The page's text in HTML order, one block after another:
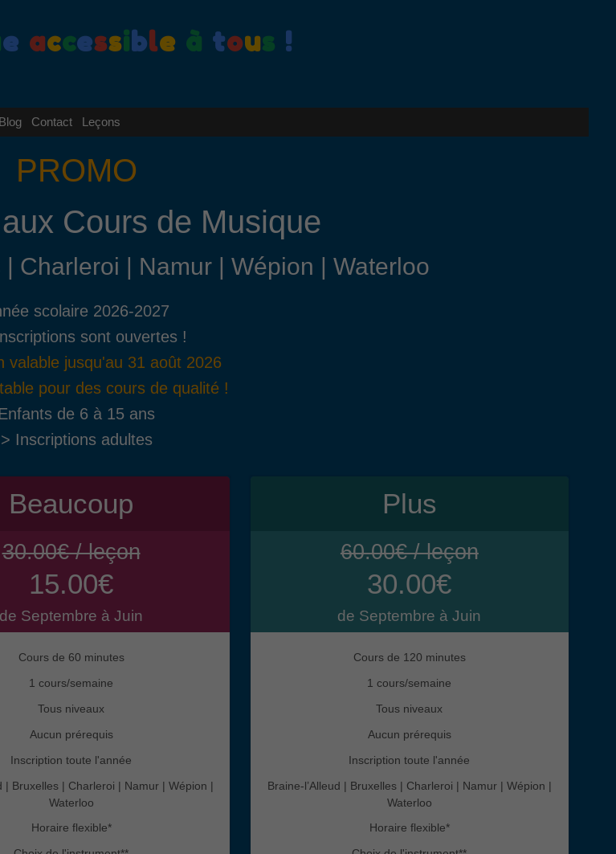
e accessible à tous !
Blog Contact Leçons
PROMO
Cours de Musique
Charleroi | Namur | Wépion | Waterloo
scolaire 2026-2027
sont ouvertes !
valable jusqu'au 31 août 2026
pour des cours de qualité !
de 6 à 15 ans
> Inscriptions adultes
Beaucoup
30.00€ / leçon
15.00€
de Septembre à Juin
Cours de 60 minutes
1 cours/semaine
Tous niveaux
Aucun prérequis
Inscription toute l'année
| Bruxelles | Charleroi | Namur | Wépion |
Waterloo
Horaire flexible*
Plus
60.00€ / leçon
30.00€
de Septembre à Juin
Cours de 120 minutes
1 cours/semaine
Tous niveaux
Aucun prérequis
Inscription toute l'année
Braine-l’Alleud | Bruxelles | Charleroi | Namur | Wépion |
Waterloo
Horaire flexible*